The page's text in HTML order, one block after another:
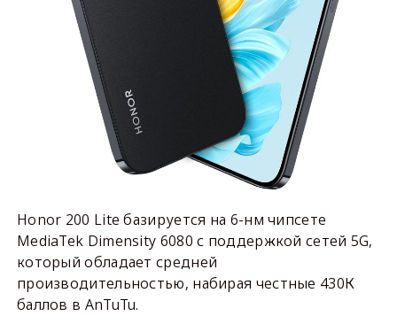
Honor 200 Lite базируется на 6-нм чипсете
MediaTek Dimensity 6080 с поддержкой сетей 5G,
который обладает средней
производительностью, набирая честные 430К
баллов в AnTuTu.